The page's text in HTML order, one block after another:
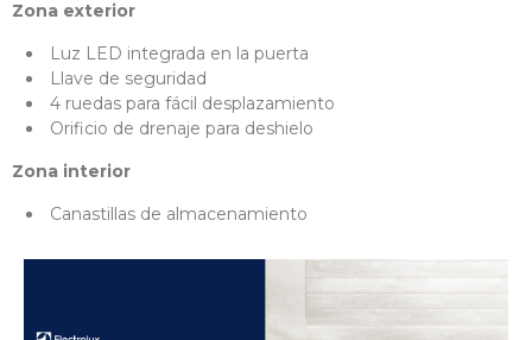
Zona exterior
Luz LED integrada en la puerta
Llave de seguridad
4 ruedas para fácil desplazamiento
Orificio de drenaje para deshielo
Zona interior
Canastillas de almacenamiento